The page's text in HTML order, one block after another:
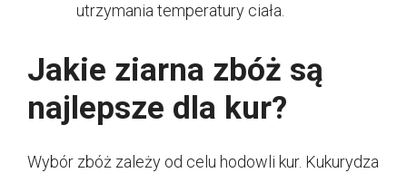
utrzymania temperatury ciała.
Jakie ziarna zbóż są
najlepsze dla kur?
Wybór zbóż zależy od celu hodowli kur. Kukurydza